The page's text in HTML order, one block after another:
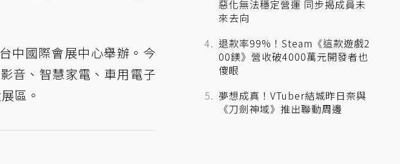
中國際會展中心舉辦。今
音、智慧家電、車用電子
區。
惡化無法穩定營運 同步揭成員未
來去向
退款率99%！Steam《這款遊戲2
00鎂》營收破4000萬元開發者也
傻眼
夢想成真！VTuber結城昨日奈與
《刀劍神域》推出聯動周邊